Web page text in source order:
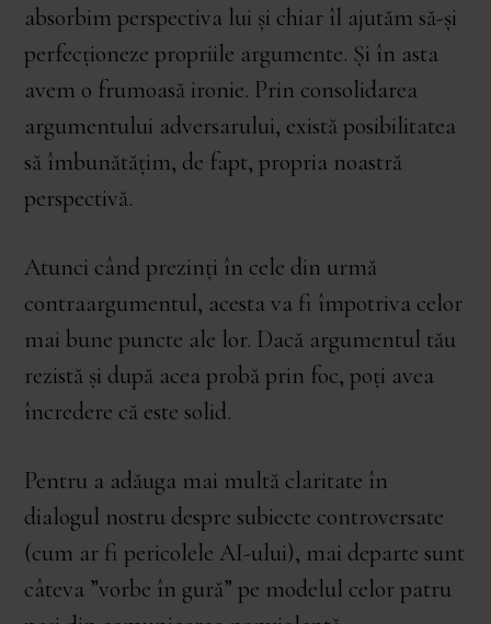
absorbim perspectiva lui și chiar îl ajutăm să-și
perfecționeze propriile argumente. Și în asta
avem o frumoasă ironie. Prin consolidarea
argumentului adversarului, există posibilitatea
să îmbunătățim, de fapt, propria noastră
perspectivă.
Atunci când prezinți în cele din urmă
contraargumentul, acesta va fi împotriva celor
mai bune puncte ale lor. Dacă argumentul tău
rezistă și după acea probă prin foc, poți avea
încredere că este solid.
Pentru a adăuga mai multă claritate în
dialogul nostru despre subiecte controversate
(cum ar fi pericolele AI-ului), mai departe sunt
câteva ”vorbe în gură” pe modelul celor patru